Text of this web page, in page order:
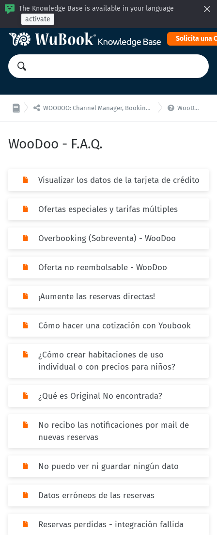
The Knowledge Base is available in your language
activate
Solicita una
 WOODOO: Channel Manager, Booking Engine for API integrations  WooDoo - F.A.Q.
WooDoo - F.A.Q.
Visualizar los datos de la tarjeta de crédito
Ofertas especiales y tarifas múltiples
Overbooking (Sobreventa) - WooDoo
Oferta no reembolsable - WooDoo
¡Aumente las reservas directas!
Cómo hacer una cotización con Youbook
¿Cómo crear habitaciones de uso
individual o con precios para niños?
¿Qué es Original No encontrada?
No recibo las notificaciones por mail de
nuevas reservas
No puedo ver ni guardar ningún dato
Datos erróneos de las reservas
Reservas perdidas - integración fallida